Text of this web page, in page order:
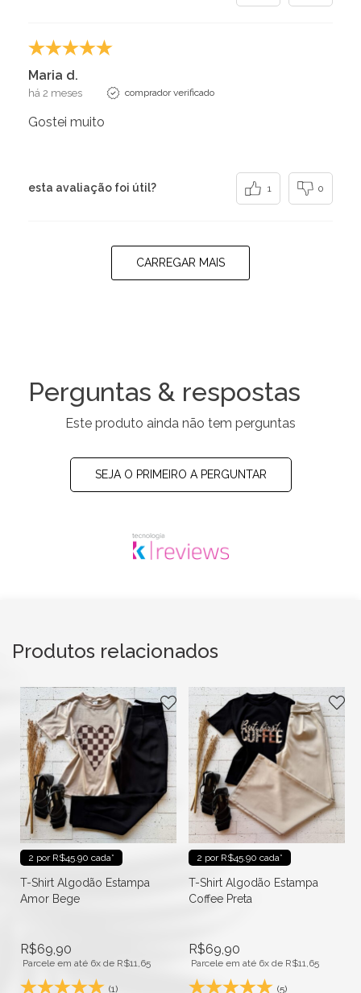
Maria d.
há 2 meses comprador verificado
Gostei muito
esta avaliação foi útil? 1 0
CARREGAR MAIS
Perguntas & respostas
Este produto ainda não tem perguntas
SEJA O PRIMEIRO A PERGUNTAR
Produtos relacionados
2 por R$45.90 cada*
T-Shirt Algodão Estampa
Amor Bege
R$69,90
Parcele em até 6x de R$11,65
(1)
2 por R$45.90 cada*
T-Shirt Algodão Estampa
Coffee Preta
R$69,90
Parcele em até 6x de R$11,65
(5)